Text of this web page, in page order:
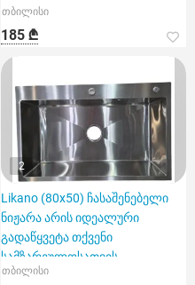
თბილისი
185 ₾
2
Likano (80x50) ჩასაშენებელი
ნიჟარა არის იდეალური
გადაწყვეტა თქვენი
სამზარეულოსათვის.
თბილისი